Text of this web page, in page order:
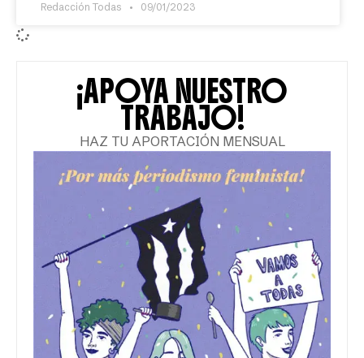
Redacción Todas 09/01/2023
¡APOYA NUESTRO
TRABAJO!
HAZ TU APORTACIÓN MENSUAL